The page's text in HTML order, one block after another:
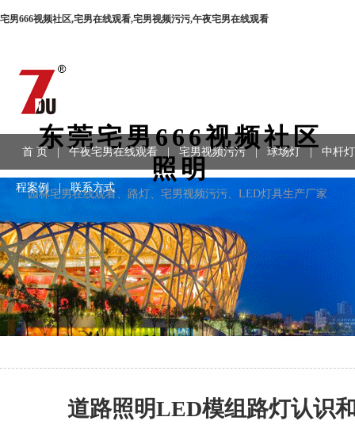
宅男666视频社区,宅男在线观看,宅男视频污污,午夜宅男在线观看
东莞宅男666视频社区
照明
园林宅男在线观看、路灯、宅男视频污污、LED灯具生产厂家
首 页 午夜宅男在线观看 宅男视频污污 | 球场灯 中杆灯
程案例 | 联系方式
道路照明LED模组路灯认识